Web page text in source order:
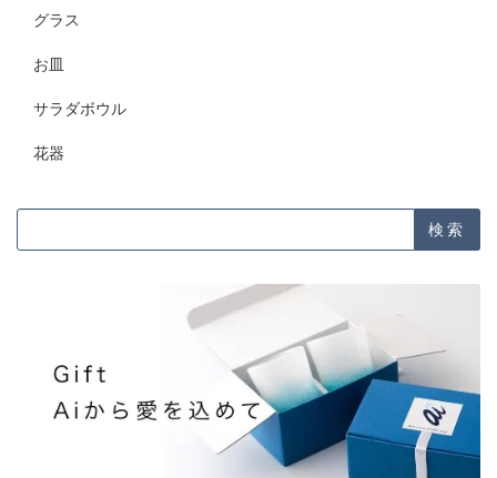
グラス
お皿
サラダボウル
花器
検索